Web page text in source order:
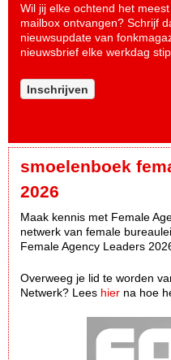
Wil jij elke ochtend het
mailbox ontvangen? Schrijf
nieuwsupdate van
nieuwsbrief elke werkdag
Inschrijven
smoelenboek
2026
Maak kennis met Female
netwerk van female
Female Agency Leaders
Overweeg je lid te worden
Netwerk? Lees hier na hoe